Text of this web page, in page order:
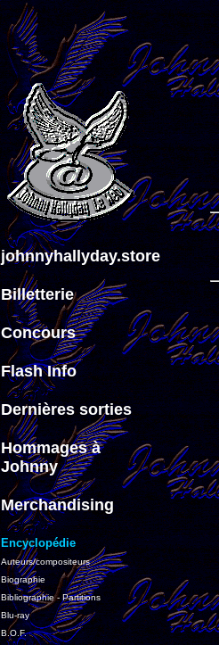
johnnyhallyday.store
Billetterie
Concours
Flash Info
Dernières sorties
Hommages à
Johnny
Merchandising
Encyclopédie
Auteurs/compositeurs
Biographie
Bibliographie - Partitions
Blu-ray
B.O.F.